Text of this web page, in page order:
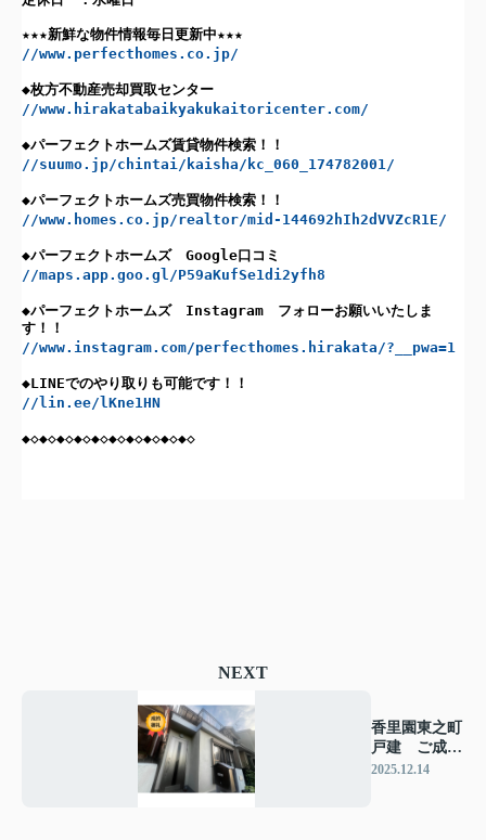
★★★新鮮な物件情報毎日更新中★★★
//www.perfecthomes.co.jp/
◆枚方不動産売却買取センター
//www.hirakatabaikyakukaitoricenter.com/
◆パーフェクトホームズ賃貸物件検索！！
//suumo.jp/chintai/kaisha/kc_060_174782001/
◆パーフェクトホームズ売買物件検索！！
//www.homes.co.jp/realtor/mid-144692hIh2dVVZcR1E/
◆パーフェクトホームズ Google口コミ
//maps.app.goo.gl/P59aKufSe1di2yfh8
◆パーフェクトホームズ Instagram フォローお願いいたしま
す！！
//www.instagram.com/perfecthomes.hirakata/?__pwa=1
◆LINEでのやり取りも可能です！！
//lin.ee/lKne1HN
◆◇◆◇◆◇◆◇◆◇◆◇◆◇◆◇◆◇◆◇
NEXT
香里園東之町
戸建 ご成約
となりまし
2025.12.14